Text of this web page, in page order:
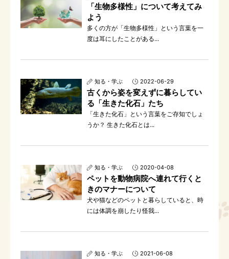
「生物多様性」について考えてみ
よう
多くの方が「生物多様性」という言葉を一
度は耳にしたことがある...
知る・学ぶ 2022-06-29
古くから姿を変えずに暮らしてい
る「生きた化石」たち
「生きた化石」という言葉をご存知でしょ
うか？ 生きた化石とは...
知る・学ぶ 2020-04-08
ペットを動物病院へ連れて行くと
きのマナーについて
犬や猫などのペットと暮らしていると、時
には体調を崩したり怪我...
知る・学ぶ 2021-06-08